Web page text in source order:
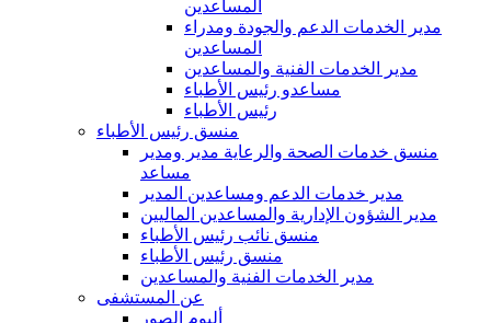
المساعدين
مدير الخدمات الدعم والجودة ومدراء
المساعدين
مدير الخدمات الفنية والمساعدين
مساعدو رئيس الأطباء
رئيس الأطباء
منسق رئيس الأطباء
منسق خدمات الصحة والرعاية مدير ومدير
مساعد
مدير خدمات الدعم ومساعدين المدير
مدير الشؤون الإدارية والمساعدين الماليين
منسق نائب رئيس الأطباء
منسق رئيس الأطباء
مدير الخدمات الفنية والمساعدين
عن المستشفى
ألبوم الصور